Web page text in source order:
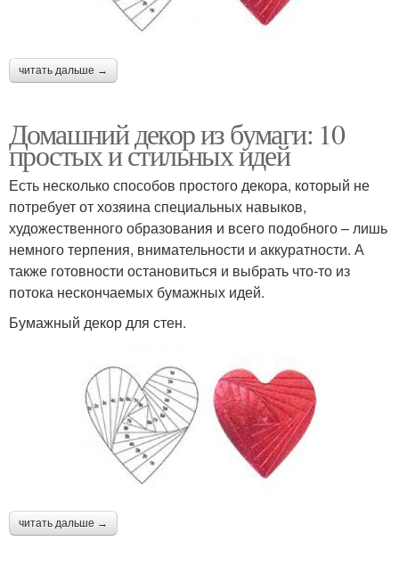
читать дальше →
Домашний декор из бумаги: 10
простых и стильных идей
Есть несколько способов простого декора, который не
потребует от хозяина специальных навыков,
художественного образования и всего подобного – лишь
немного терпения, внимательности и аккуратности. А
также готовности остановиться и выбрать что-то из
потока нескончаемых бумажных идей.
Бумажный декор для стен.
читать дальше →